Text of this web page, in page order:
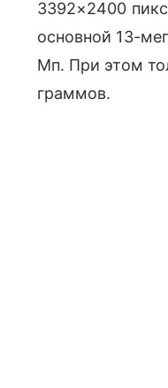
3392×2400
основной 13-
Мп. При этом
граммов.